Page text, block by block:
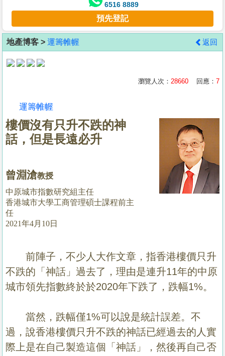
客
地
產
據
公
置
業
手
冊
我
們
6516 8889
預先登記
地產博客 > 運籌帷幄 返回
瀏覽人次： 28660 回應： 7
運籌帷幄
樓價沒有只升不跌的神
話，但是長遠必升
曾淵滄教授
中原城市指數研究組主任
香港城市大學工商管理碩士課程前主
任
2021年4月10日
前陣子，不少人大作文章，指香港樓價只升
不跌的「神話」過去了，理由是連升11年的中原
城市領先指數終於於2020年下跌了，跌幅1%。
當然，跌幅僅1%可以說是統計誤差。不
過，說香港樓價只升不跌的神話已經過去的人實
際上是在自己製造這個「神話」，然後再自己否